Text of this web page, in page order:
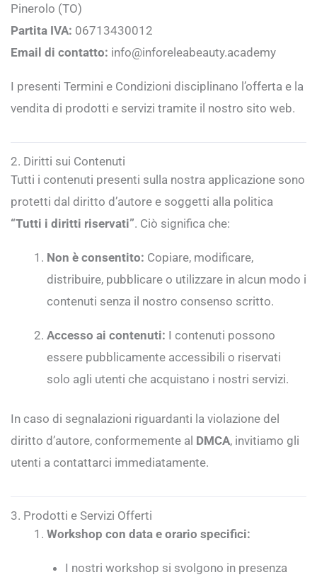
Pinerolo (TO)
Partita IVA: 06713430012
Email di contatto: info@inforeleabeauty.academy
I presenti Termini e Condizioni disciplinano l’offerta e la
vendita di prodotti e servizi tramite il nostro sito web.
2. Diritti sui Contenuti
Tutti i contenuti presenti sulla nostra applicazione sono
protetti dal diritto d’autore e soggetti alla politica
“Tutti i diritti riservati”. Ciò significa che:
Non è consentito: Copiare, modificare,
distribuire, pubblicare o utilizzare in alcun modo i
contenuti senza il nostro consenso scritto.
Accesso ai contenuti: I contenuti possono
essere pubblicamente accessibili o riservati
solo agli utenti che acquistano i nostri servizi.
In caso di segnalazioni riguardanti la violazione del
diritto d’autore, conformemente al DMCA, invitiamo gli
utenti a contattarci immediatamente.
3. Prodotti e Servizi Offerti
Workshop con data e orario specifici:
I nostri workshop si svolgono in presenza